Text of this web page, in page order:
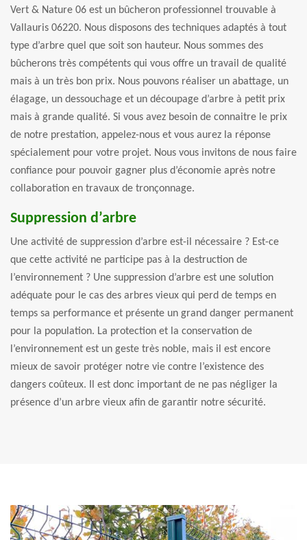
Vert & Nature 06 est un bûcheron professionnel trouvable à
Vallauris 06220. Nous disposons des techniques adaptés à tout
type d’arbre quel que soit son hauteur. Nous sommes des
bûcherons très compétents qui vous offre un travail de qualité
mais à un très bon prix. Nous pouvons réaliser un abattage, un
élagage, un dessouchage et un découpage d’arbre à petit prix
mais à grande qualité. Si vous avez besoin de connaitre le prix
de notre prestation, appelez-nous et vous aurez la réponse
spécialement pour votre projet. Nous vous invitons de nous faire
confiance pour pouvoir gagner plus d’économie après notre
collaboration en travaux de tronçonnage.
Suppression d’arbre
Une activité de suppression d’arbre est-il nécessaire ? Est-ce
que cette activité ne participe pas à la destruction de
l’environnement ? Une suppression d’arbre est une solution
adéquate pour le cas des arbres vieux qui perd de temps en
temps sa performance et présente un grand danger permanent
pour la population. La protection et la conservation de
l’environnement est un geste très noble, mais il est encore
mieux de savoir protéger notre vie contre l’existence des
dangers coûteux. Il est donc important de ne pas négliger la
présence d’un arbre vieux afin de garantir notre sécurité.